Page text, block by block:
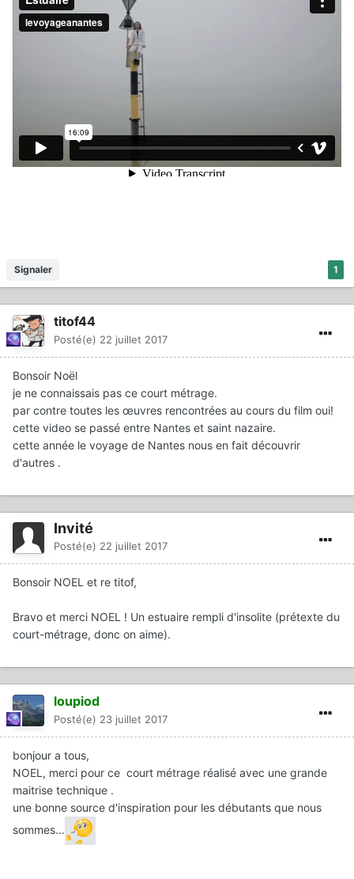
1
Signaler
titof44
Posté(e) 22 juillet 2017
Bonsoir Noël
je ne connaissais pas ce court métrage.
par contre toutes les œuvres rencontrées au cours du film oui!
cette video se passé entre Nantes et saint nazaire.
cette année le voyage de Nantes nous en fait découvrir
d'autres .
Invité
Posté(e) 22 juillet 2017
Bonsoir NOEL et re titof,
Bravo et merci NOEL ! Un estuaire rempli d'insolite (prétexte du
court-métrage, donc on aime).
loupiod
Posté(e) 23 juillet 2017
bonjour a tous,
NOEL, merci pour ce court métrage réalisé avec une grande
maitrise technique .
une bonne source d'inspiration pour les débutants que nous
sommes...